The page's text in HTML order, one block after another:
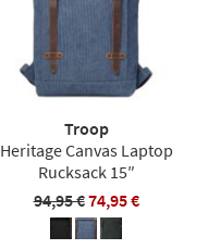
Troop
Heritage Canvas Laptop
Rucksack 15″
94,95 €74,95 €